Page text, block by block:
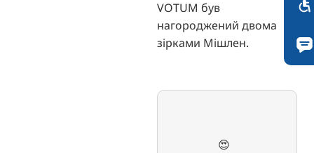
VOTUM був
нагороджений двома
зірками Мішлен.
😍